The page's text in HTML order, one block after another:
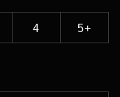
4 5+